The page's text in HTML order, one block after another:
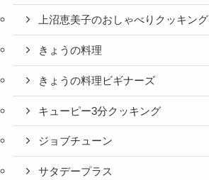
上沼恵美子のおしゃべりクッキング
きょうの料理
きょうの料理ビギナーズ
キューピー3分クッキング
ジョブチューン
サタデープラス